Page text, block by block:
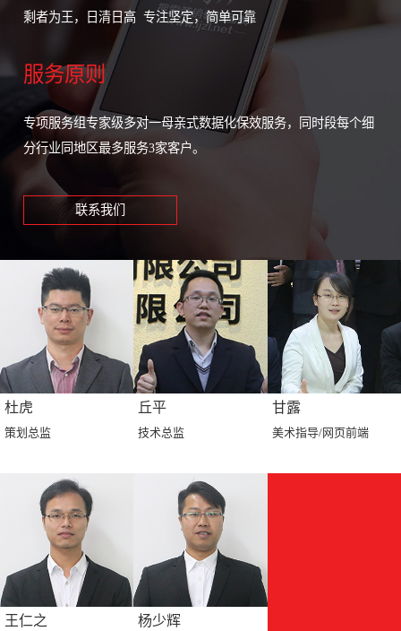
剩者为王，日清日高 专注坚定，简单可靠
服务原则
专项服务组专家级多对一母亲式数据化保效服务，同时段每个细
分行业同地区最多服务3家客户。
联系我们
杜虎
策划总监
丘平
技术总监
甘露
美术指导/网页前端
王仁之 杨少辉